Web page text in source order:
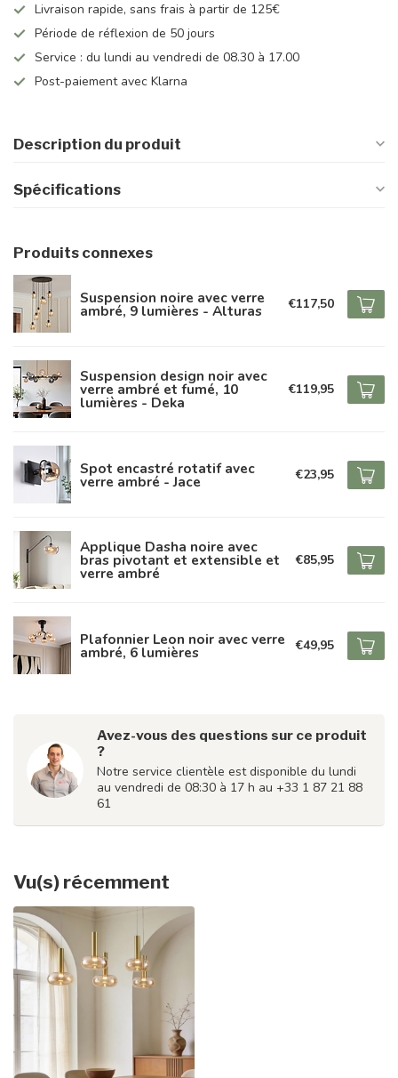
Livraison rapide, sans frais à partir de 125€
Période de réflexion de 50 jours
Service : du lundi au vendredi de 08.30 à 17.00
Post-paiement avec Klarna
Description du produit
Spécifications
Produits connexes
Suspension noire avec verre
ambré, 9 lumières - Alturas €117,50
Suspension design noir avec
verre ambré et fumé, 10
lumières - Deka
€119,95
Spot encastré rotatif avec
verre ambré - Jace €23,95
Applique Dasha noire avec
bras pivotant et extensible et
verre ambré
€85,95
Plafonnier Leon noir avec verre
ambré, 6 lumières €49,95
Avez-vous des questions sur ce produit
?
Notre service clientèle est disponible du lundi
au vendredi de 08:30 à 17 h au +33 1 87 21 88
61
Vu(s) récemment